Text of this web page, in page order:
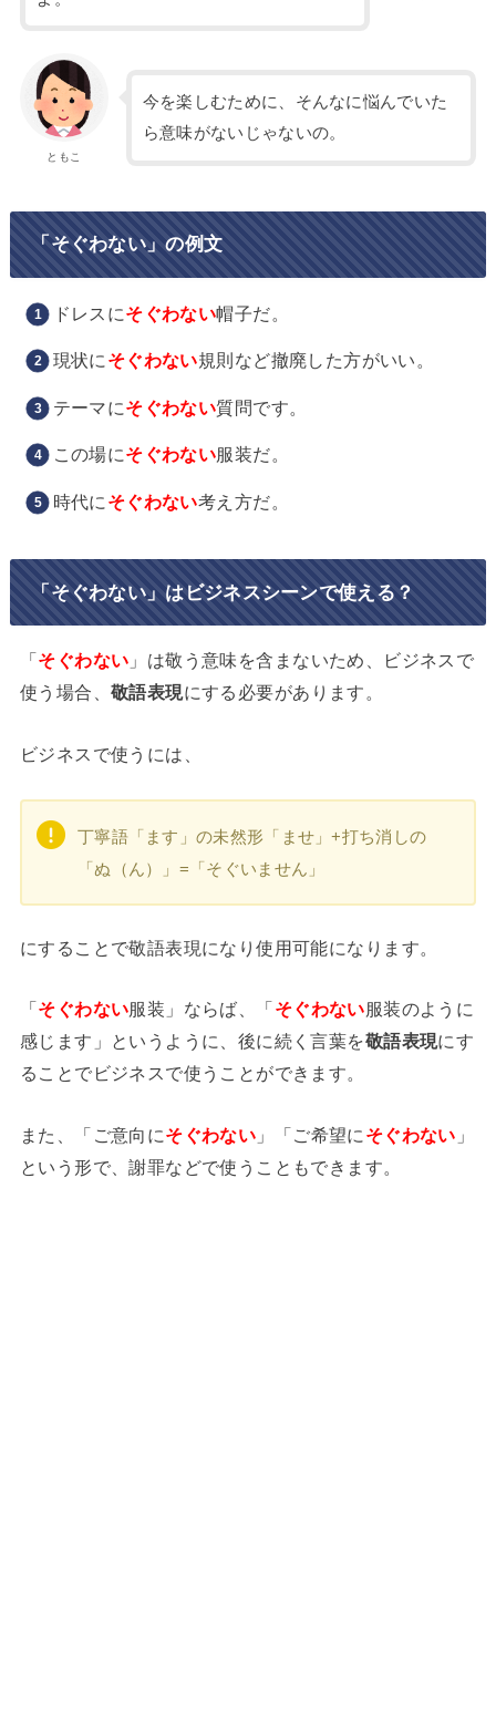
ともこ
今を楽しむために、そんなに悩んでいた
ら意味がないじゃないの。
「そぐわない」の例文
ドレスにそぐわない帽子だ。
現状に そぐわない規則など撤廃した方がいい。
テーマにそぐわない質問です。
この場にそぐわない服装だ。
時代に そぐわない考え方だ。
「そぐわない」はビジネスシーンで使える？
「そぐわない 」は敬う意味を含まないため、ビジネスで
使う場合、 敬語表現にする必要があります。
ビジネスで使うには、
丁寧語「ます」の未然形「ませ」+打ち消しの
「ぬ（ん）」=「そぐいません」
にすることで敬語表現になり使用可能になります。
「 そぐわない服装」ならば、「 そぐわない服装のように
感じます」というように、後に続く言葉を敬語表現にす
ることでビジネスで使うことができます。
また、「ご意向にそぐわない 」「ご希望に そぐわない 」
という形で、謝罪などで使うこともできます。